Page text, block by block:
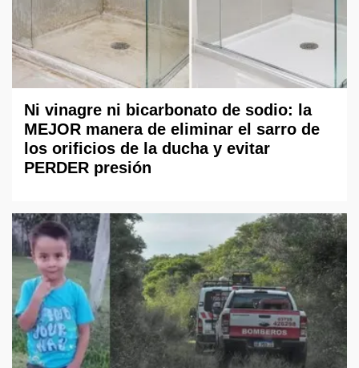
Ni vinagre ni bicarbonato de sodio: la
MEJOR manera de eliminar el sarro de
los orificios de la ducha y evitar
PERDER presión